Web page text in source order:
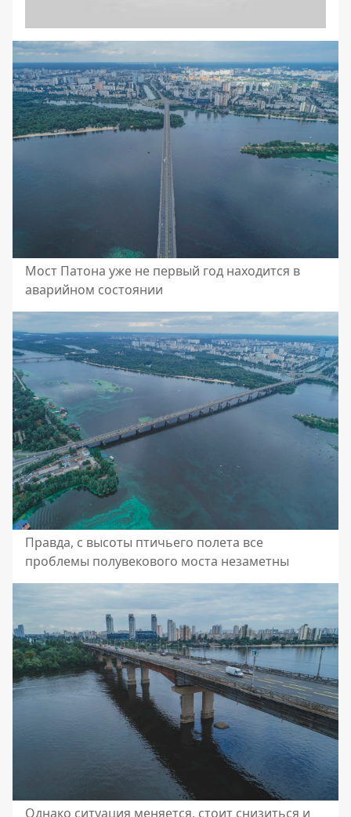
Мост Патона уже не первый год находится в
аварийном состоянии
Правда, с высоты птичьего полета все
проблемы полувекового моста незаметны
Однако ситуация меняется, стоит снизиться и